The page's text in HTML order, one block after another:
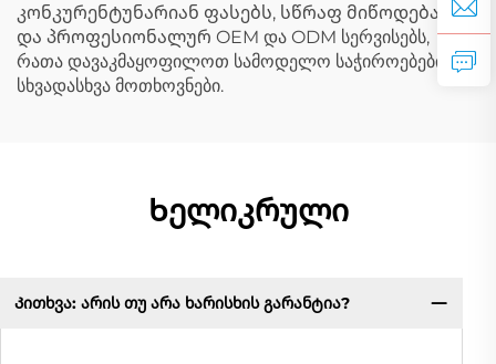
კონკურენტუნარიან ფასებს, სწრაფ მიწოდებას
და პროფესიონალურ OEM და ODM სერვისებს,
რათა დავაკმაყოფილოთ სამოდელო საჭიროებების
სხვადასხვა მოთხოვნები.
Ხელიკრული
Კითხვა: არის თუ არა ხარისხის გარანტია?